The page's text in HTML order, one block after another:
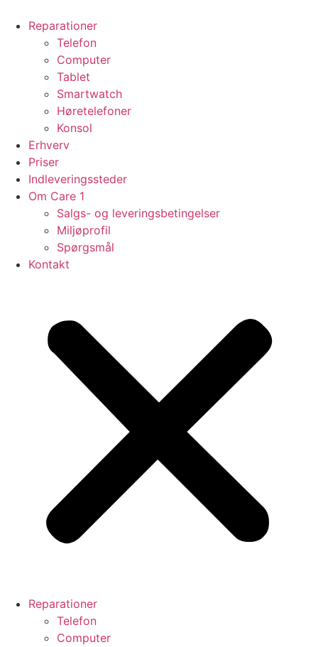
Reparationer
Telefon
Computer
Tablet
Smartwatch
Høretelefoner
Konsol
Erhverv
Priser
Indleveringssteder
Om Care 1
Salgs- og leveringsbetingelser
Miljøprofil
Spørgsmål
Kontakt
Reparationer
Telefon
Computer